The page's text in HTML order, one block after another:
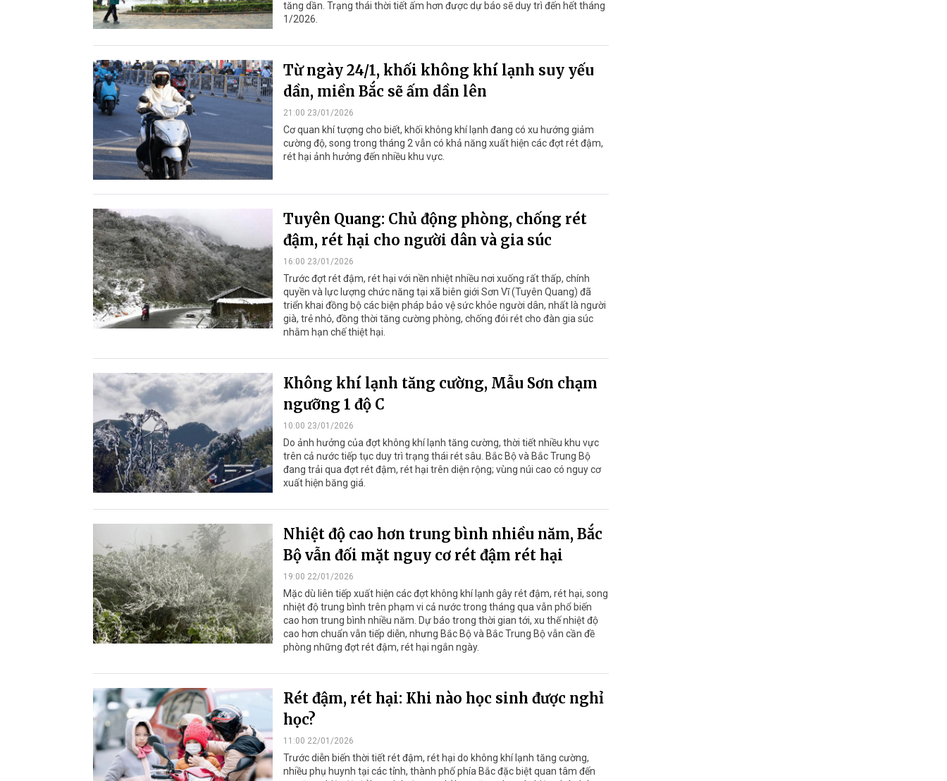
tăng dần. Trạng thái thời tiết ấm hơn được dự báo sẽ duy trì đến hết tháng
1/2026.
Từ ngày 24/1, khối không khí lạnh suy yếu
dần, miền Bắc sẽ ấm dần lên
21:00 23/01/2026
Cơ quan khí tượng cho biết, khối không khí lạnh đang có xu hướng giảm
cường độ, song trong tháng 2 vẫn có khả năng xuất hiện các đợt rét đậm,
rét hại ảnh hưởng đến nhiều khu vực.
Tuyên Quang: Chủ động phòng, chống rét
đậm, rét hại cho người dân và gia súc
16:00 23/01/2026
Trước đợt rét đậm, rét hại với nền nhiệt nhiều nơi xuống rất thấp, chính
quyền và lực lượng chức năng tại xã biên giới Sơn Vĩ (Tuyên Quang) đã
triển khai đồng bộ các biện pháp bảo vệ sức khỏe người dân, nhất là người
già, trẻ nhỏ, đồng thời tăng cường phòng, chống đói rét cho đàn gia súc
nhằm hạn chế thiệt hại.
Không khí lạnh tăng cường, Mẫu Sơn chạm
ngưỡng 1 độ C
10:00 23/01/2026
Do ảnh hưởng của đợt không khí lạnh tăng cường, thời tiết nhiều khu vực
trên cả nước tiếp tục duy trì trạng thái rét sâu. Bắc Bộ và Bắc Trung Bộ
đang trải qua đợt rét đậm, rét hại trên diện rộng; vùng núi cao có nguy cơ
xuất hiện băng giá.
Nhiệt độ cao hơn trung bình nhiều năm, Bắc
Bộ vẫn đối mặt nguy cơ rét đậm rét hại
19:00 22/01/2026
Mặc dù liên tiếp xuất hiện các đợt không khí lạnh gây rét đậm, rét hại, song
nhiệt độ trung bình trên phạm vi cả nước trong tháng qua vẫn phổ biến
cao hơn trung bình nhiều năm. Dự báo trong thời gian tới, xu thế nhiệt độ
cao hơn chuẩn vẫn tiếp diễn, nhưng Bắc Bộ và Bắc Trung Bộ vẫn cần đề
phòng những đợt rét đậm, rét hại ngắn ngày.
Rét đậm, rét hại: Khi nào học sinh được nghỉ
học?
11:00 22/01/2026
Trước diễn biến thời tiết rét đậm, rét hại do không khí lạnh tăng cường,
nhiều phụ huynh tại các tỉnh, thành phố phía Bắc đặc biệt quan tâm đến